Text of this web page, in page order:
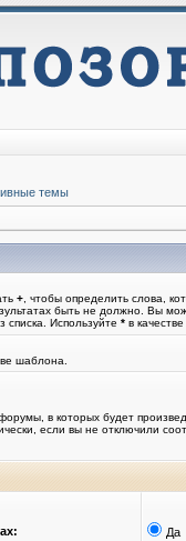
темы
+ , чтобы определить слова,
быть не должно. Вы
списка. Используйте * в
шаблона.
в которых будет
если вы не отключили
Да